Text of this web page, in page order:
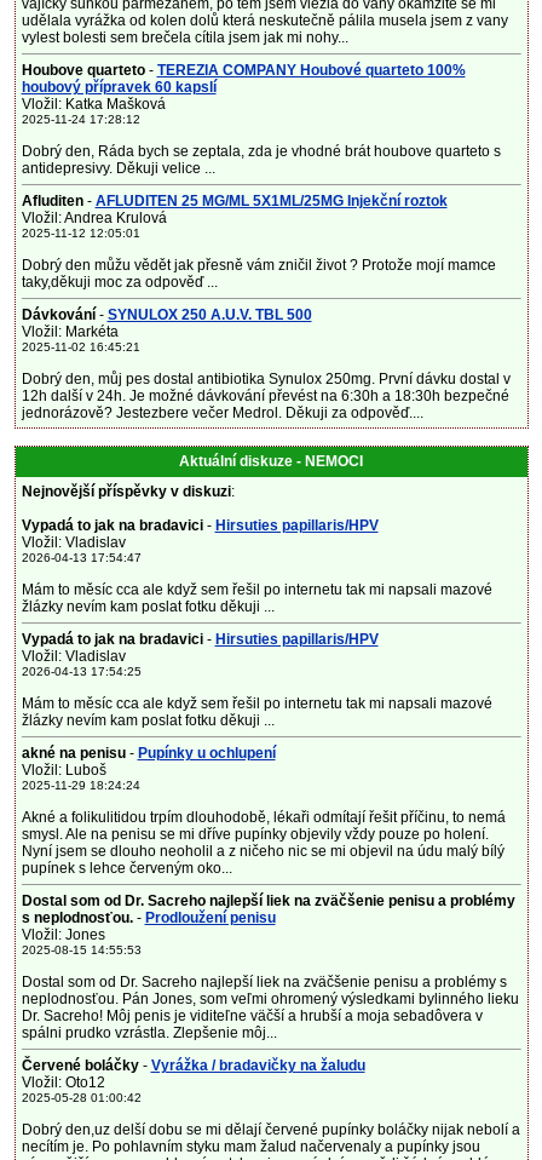
vajíčky šunkou parmezanem, po tem jsem vlezla do vany okamžitě se mi
udělala vyrážka od kolen dolů která neskutečně pálila musela jsem z vany
vylest bolesti sem brečela cítila jsem jak mi nohy...
Houbove quarteto- TEREZIA COMPANY Houbové quarteto 100%
houbový přípravek 60 kapslí
Vložil: Katka Mašková
2025-11-24 17:28:12
Dobrý den, Ráda bych se zeptala, zda je vhodné brát houbove quarteto s
antidepresivy. Děkuji velice ...
Afluditen- AFLUDITEN 25 MG/ML 5X1ML/25MG Injekční roztok
Vložil: Andrea Krulová
2025-11-12 12:05:01
Dobrý den můžu vědět jak přesně vám zničil život ? Protože mojí mamce
taky,děkuji moc za odpověď ...
Dávkování - SYNULOX 250 A.U.V. TBL 500
Vložil: Markéta
2025-11-02 16:45:21
Dobrý den, můj pes dostal antibiotika Synulox 250mg. První dávku dostal v
12h další v 24h. Je možné dávkování převést na 6:30h a 18:30h bezpečné
jednorázově? Jestezbere večer Medrol. Děkuji za odpověď....
Aktuální diskuze - NEMOCI
Nejnovější příspěvky v diskuzi:
Vypadá to jak na bradavici - Hirsuties papillaris/HPV
Vložil: Vladislav
2026-04-13 17:54:47
Mám to měsíc cca ale když sem řešil po internetu tak mi napsali mazové
žlázky nevím kam poslat fotku děkuji ...
Vypadá to jak na bradavici - Hirsuties papillaris/HPV
Vložil: Vladislav
2026-04-13 17:54:25
Mám to měsíc cca ale když sem řešil po internetu tak mi napsali mazové
žlázky nevím kam poslat fotku děkuji ...
akné na penisu- Pupínky u ochlupení
Vložil: Luboš
2025-11-29 18:24:24
Akné a folikulitidou trpím dlouhodobě, lékaři odmítají řešit příčinu, to nemá
smysl. Ale na penisu se mi dříve pupínky objevily vždy pouze po holení.
Nyní jsem se dlouho neoholil a z ničeho nic se mi objevil na údu malý bílý
pupínek s lehce červeným oko...
Dostal som od Dr. Sacreho najlepší liek na zväčšenie penisu a problémy
s neplodnosťou.- Prodloužení penisu
Vložil: Jones
2025-08-15 14:55:53
Dostal som od Dr. Sacreho najlepší liek na zväčšenie penisu a problémy s
neplodnosťou. Pán Jones, som veľmi ohromený výsledkami bylinného lieku
Dr. Sacreho! Môj penis je viditeľne väčší a hrubší a moja sebadôvera v
spálni prudko vzrástla. Zlepšenie môj...
Červené boláčky - Vyrážka / bradavičky na žaludu
Vložil: Oto12
2025-05-28 01:00:42
Dobrý den,uz delší dobu se mi dělají červené pupínky boláčky nijak nebolí a
necítím je. Po pohlavním styku mam žalud načervenaly a pupínky jsou